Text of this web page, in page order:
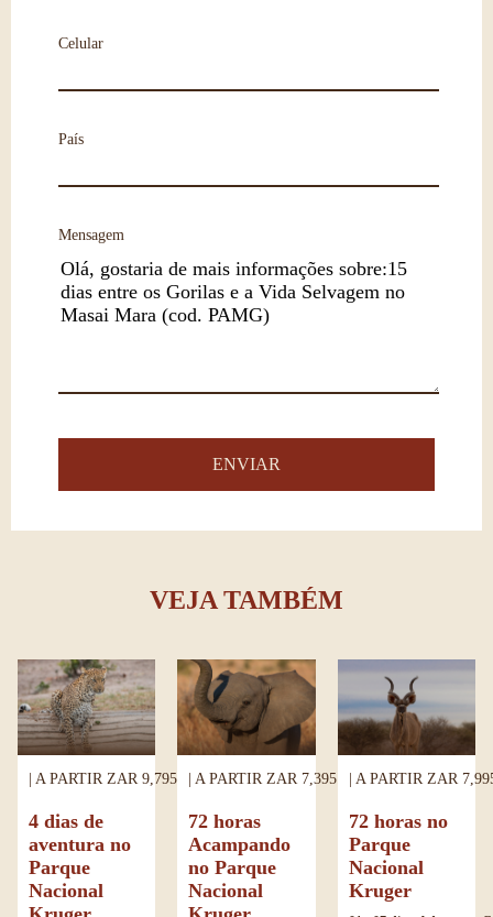
Celular
País
Mensagem
VEJA TAMBÉM
| A PARTIR ZAR 9,795.00 |
4 dias de
aventura no
Parque
Nacional
| A PARTIR ZAR 7,395.00 |
72 horas
Acampando
no Parque
Nacional
| A PARTIR ZAR
72 horas no
Parque
Nacional
Kruger